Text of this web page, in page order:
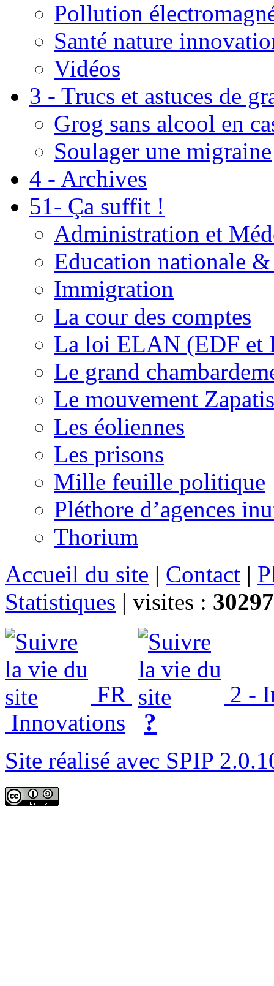
Pollution
Santé nature
Vidéos
3 - Trucs et astuces de
Grog sans alcool en
Soulager une migraine
4 - Archives
51- Ça suffit !
Administration et
Education nationale
Immigration
La cour des comptes
La loi ELAN (EDF et
Le grand
Le mouvement
Les éoliennes
Les prisons
Mille feuille politique
Pléthore d’agences
Thorium
Accueil du site | Contact |
Statistiques | visites :
FR
2 -
Innovations
?
Site réalisé avec SPIP